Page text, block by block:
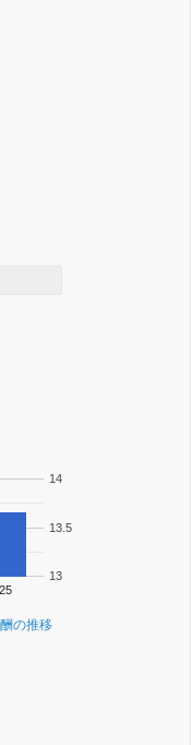
13
13.5
14
の推移